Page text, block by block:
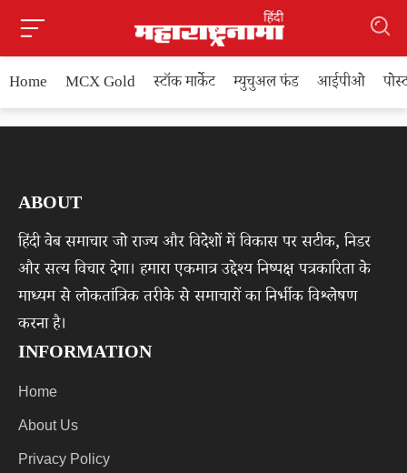
Home MCX Gold स्टॉक मार्केट म्युचुअल फंड आईपीओ
ABOUT
हिंदी वेब समाचार जो राज्य और विदेशों में विकास पर सटीक, निडर
और सत्य विचार देगा। हमारा एकमात्र उद्देश्य निष्पक्ष पत्रकारिता के
माध्यम से लोकतांत्रिक तरीके से समाचारों का निर्भीक विश्लेषण
करना है।
INFORMATION
Home
About Us
Privacy Policy